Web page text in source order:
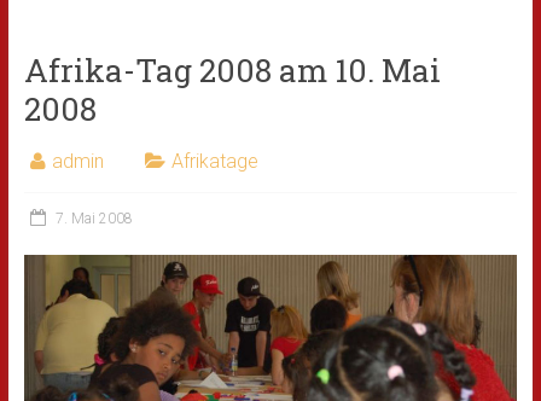
Afrika-Tag 2008 am 10. Mai
2008
admin Afrikatage
7. Mai 2008